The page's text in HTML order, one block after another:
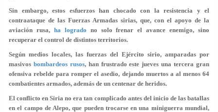
Sin embargo, estos esfuerzos han chocado con la resistencia y el
contraataque de las Fuerzas Armadas sirias, que, con el apoyo de la
aviación rusa, ha logrado no solo frenar el avance enemigo, sino
recuperar el control de distintos territorios.
Según medios locales, las fuerzas del Ejército sirio, amparadas por
masivos bombardeos rusos, han frustrado este jueves una tercera gran
ofensiva rebelde para romper el asedio, dejando muertos a al menos 64
combatientes armados, además de un centenar de heridos.
El conflicto en Siria no era tan complicado antes del inicio de las batallas
en el campo de Alepo, que pueden trocarse en una miniguerra mundial,